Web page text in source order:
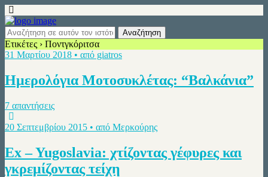
Ετικέτες › Ποντγκόριτσα
31 Μαρτίου 2018 • από giatros
Ημερολόγια Μοτοσυκλέτας: “Βαλκάνια”
7 απαντήσεις
20 Σεπτεμβρίου 2015 • από Μερκούρης
Ex – Yugoslavia: χτίζοντας γέφυρες και
γκρεμίζοντας τείχη